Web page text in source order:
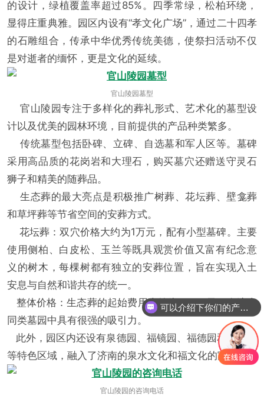
的设计，绿植覆盖率超过85%。四季常绿，松柏环绕，
显得庄重典雅。园区内设有“孝文化广场”，通过二十四孝
的石雕组合，传承中华优秀传统美德，使祭扫活动不仅
是对逝者的缅怀，更是文化的延续。
官山陵园墓型
官山陵园专注于多样化的葬礼形式、艺术化的墓型设
计以及优美的园林环境，目前提供的产品种类繁多。
传统墓型包括卧碑、立碑、自选墓和军人区等。墓碑
采用高品质的花岗岩和大理石，购买墓穴还赠送守灵石
狮子和精美的随葬品。
生态葬的最大亮点是积极推广树葬、花坛葬、壁龛葬
和草坪葬等节省空间的安葬方式。
花坛葬：双穴价格大约为1万元，配有小型墓碑。主要
使用侧柏、白皮松、玉兰等既具观赏价值又富有纪念意
义的树木，每棵树都有独立的安葬位置，旨在实现入土
安息与自然和谐共存的统一。
整体价格：生态葬的起始费用大约为9,800元，在济南
同类墓园中具有很强的吸引力。
此外，园区内还设有泉德园、福镜园、福德园和福孝园
等特色区域，融入了济南的泉水文化和福文化的寓意。
官山陵园的咨询电话
可以介绍下你们的产品么